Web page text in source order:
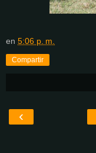
en 5:06 p. m.
Compartir
‹